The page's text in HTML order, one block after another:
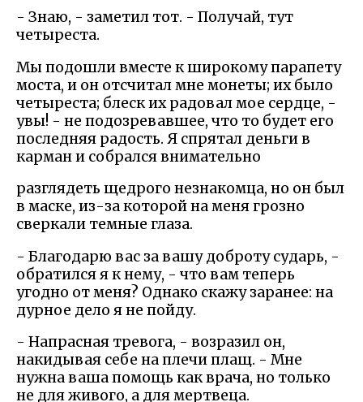
- Знаю, - заметил тот. - Получай, тут
четыреста.
Мы подошли вместе к широкому парапету
моста, и он отсчитал мне монеты; их было
четыреста; блеск их радовал мое сердце, -
увы! - не подозревавшее, что то будет его
последняя радость. Я спрятал деньги в
карман и собрался внимательно
разглядеть щедрого незнакомца, но он был
в маске, из-за которой на меня грозно
сверкали темные глаза.
- Благодарю вас за вашу доброту сударь, -
обратился я к нему, - что вам теперь
угодно от меня? Однако скажу заранее: на
дурное дело я не пойду.
- Напрасная тревога, - возразил он,
накидывая себе на плечи плащ. - Мне
нужна ваша помощь как врача, но только
не для живого, а для мертвеца.